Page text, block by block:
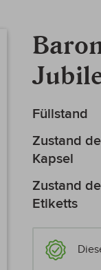
Mehr
Füllstand
Zustand
Kapsel
Zustand
Etiketts